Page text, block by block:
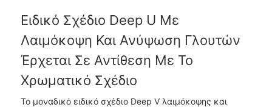
Ειδικό Σχέδιο Deep U Με
Λαιμόκοψη Και Ανύψωση Γλουτών
Έρχεται Σε Αντίθεση Με Το
Χρωματικό Σχέδιο
Το μοναδικό ειδικό σχέδιο Deep V λαιμόκοψης και